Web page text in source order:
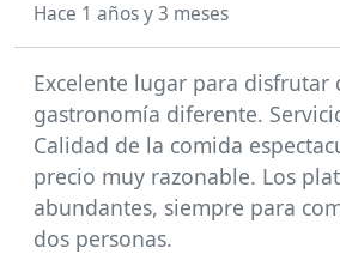
Hace 1 años y 3 meses
Excelente lugar para disfrutar
gastronomía diferente.
Calidad de la comida
precio muy razonable. Los
abundantes, siempre para
dos personas.